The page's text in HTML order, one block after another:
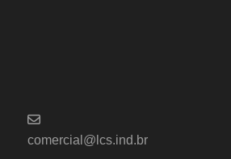
comercial@lcs.ind.br